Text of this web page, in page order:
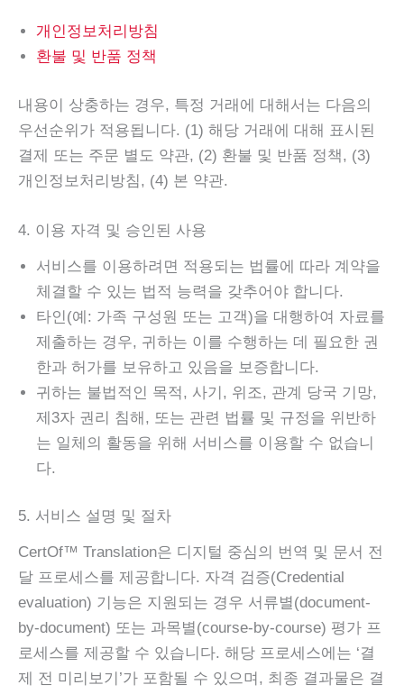
개인정보처리방침
환불 및 반품 정책
내용이 상충하는 경우, 특정 거래에 대해서는 다음의
우선순위가 적용됩니다. (1) 해당 거래에 대해 표시된
결제 또는 주문 별도 약관, (2) 환불 및 반품 정책, (3)
개인정보처리방침, (4) 본 약관.
4. 이용 자격 및 승인된 사용
서비스를 이용하려면 적용되는 법률에 따라 계약을
체결할 수 있는 법적 능력을 갖추어야 합니다.
타인(예: 가족 구성원 또는 고객)을 대행하여 자료를
제출하는 경우, 귀하는 이를 수행하는 데 필요한 권
한과 허가를 보유하고 있음을 보증합니다.
귀하는 불법적인 목적, 사기, 위조, 관계 당국 기망,
제3자 권리 침해, 또는 관련 법률 및 규정을 위반하
는 일체의 활동을 위해 서비스를 이용할 수 없습니
다.
5. 서비스 설명 및 절차
CertOf™ Translation은 디지털 중심의 번역 및 문서 전
달 프로세스를 제공합니다. 자격 검증(Credential
evaluation) 기능은 지원되는 경우 서류별(document-
by-document) 또는 과목별(course-by-course) 평가 프
로세스를 제공할 수 있습니다. 해당 프로세스에는 ‘결
제 전 미리보기’가 포함될 수 있으며, 최종 결과물은 결